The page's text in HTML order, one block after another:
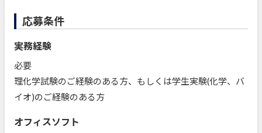
応募条件
実務経験
必要
理化学試験のご経験のある方、もしくは学生実験(化学、バ
イオ)のご経験のある方
オフィスソフト